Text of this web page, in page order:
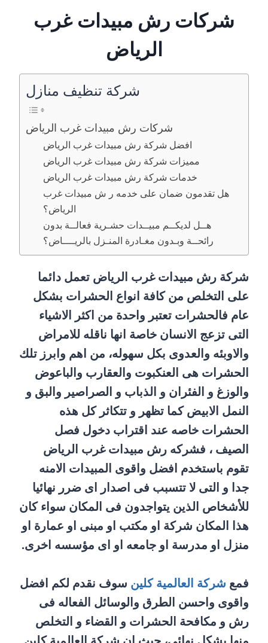
شركات رش مبيدات غرب
الرياض
شركة تنظيف منازل
شركات رش مبيدات غرب الرياض
افضل شركة رش مبيدات غرب الرياض
مميزات شركة رش مبيدات غرب الرياض
خدمات شركة رش مبيدات غرب الرياض
هل تقدمون ضمان على خدمه ر ش مبيدات غرب
الرياض؟
هــل لديكــم مبيــدات حشـرية فعالــة بدون
رائحــة وبـدون مغـادرة المنـزل بالريــــاض؟
شركة رش مبيدات غرب الرياض تعمل دائما
على التخلص من كافة انواع الحشرات بشكل
عام فالحشرات تعتبر واحدة من اكثر الاشياء
التى تزعج الانسان خاصة انها ناقله للامراض
والاوبئه والعدوى بكل سهوله، من اهم وابرز تلك
الحشرات هى العنكبوت والعقارب والباعوض
والوزغ و الفئران و الذباب و الصراصير والبق و
النمل الابيض كما تظهر و تتكاثر كل هذه
الحشرات خاصه عند اقتراب دخول فصل
الصيف ، فشركه رش مبيدات غرب الرياض
تقوم باستخدم افضل واقوى المبيدات الامنه
جدا و التى لا تتسبب فى اصدار اى ضرر نهائيا
للأشخاص الذين يتواجدون فى المكان سواء كان
هذا المكان شركة او مكتب او مبنى او عمارة او
منزل او مدرسة او جامعه او اى مؤسسه اخرى.
فمع شركة العالمية كلين سوف نقدم لكم افضل
واقوى واحسن الطرق والوسائل الفعاله فى
رش و مكافحة الحشرات و القضاء و التخلص